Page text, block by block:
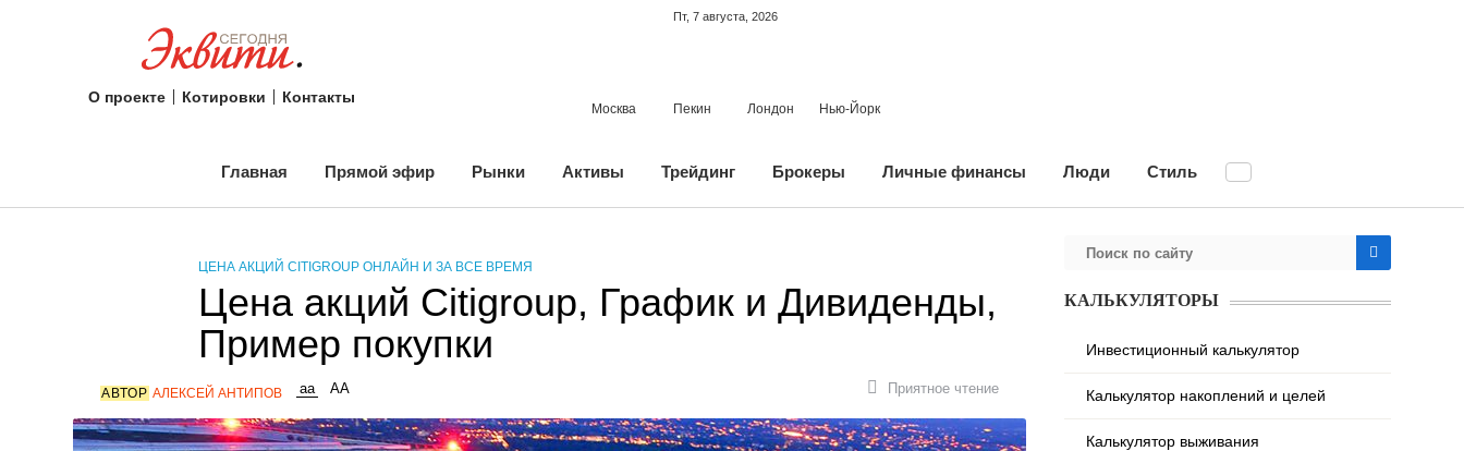
О проекте Котировки Контакты
Пт, 7 августа, 2026
Москва Пекин Лондон Нью-Йорк
Главная Прямой эфир Рынки Активы Трейдинг Брокеры Личные финансы Люди Стиль
ЦЕНА АКЦИЙ CITIGROUP ОНЛАЙН И ЗА ВСЕ ВРЕМЯ
Цена акций Citigroup, График и Дивиденды,
Пример покупки
АВТОР АЛЕКСЕЙ АНТИПОВ Приятное чтение
КАЛЬКУЛЯТОРЫ
Инвестиционный калькулятор
Калькулятор накоплений и целей
Калькулятор выживания